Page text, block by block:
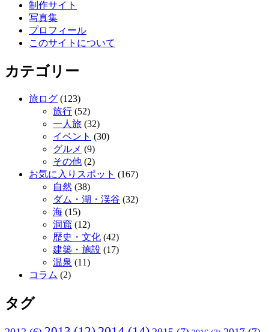
制作サイト
写真集
プロフィール
このサイトについて
カテゴリー
旅ログ (123)
旅行 (52)
一人旅 (32)
イベント (30)
グルメ (9)
その他 (2)
お気に入りスポット (167)
自然 (38)
ダム・湖・渓谷 (32)
海 (15)
洞窟 (12)
歴史・文化 (42)
建築・施設 (17)
温泉 (11)
コラム (2)
タグ